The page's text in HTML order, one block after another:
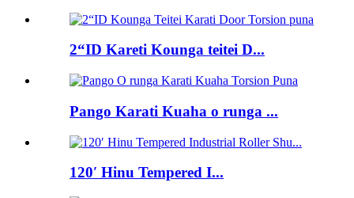
2“ID Kareti Kounga teitei D...
Pango Karati Kuaha o runga ...
120′ Hinu Tempered I...